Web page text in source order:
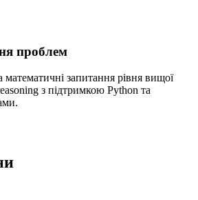
проблем
математичні запитання рівня вищої
з підтримкою Python та